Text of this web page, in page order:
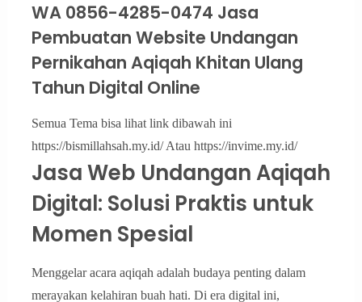
WA 0856-4285-0474 Jasa
Pembuatan Website Undangan
Pernikahan Aqiqah Khitan Ulang
Tahun Digital Online
Semua Tema bisa lihat link dibawah ini
https://bismillahsah.my.id/ Atau https://invime.my.id/
Jasa Web Undangan Aqiqah
Digital: Solusi Praktis untuk
Momen Spesial
Menggelar acara aqiqah adalah budaya penting dalam
merayakan kelahiran buah hati. Di era digital ini,